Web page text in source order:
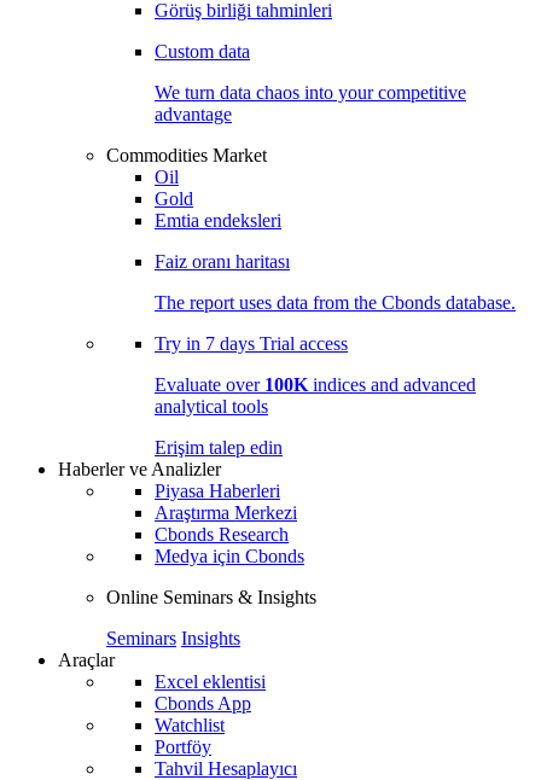
Görüş birliği tahminleri
Custom data
We turn data chaos into your competitive
advantage
Commodities Market
Oil
Gold
Emtia endeksleri
Faiz oranı haritası
The report uses data from the Cbonds database.
Try in 7 days Trial access
Evaluate over 100K indices and advanced
analytical tools
Erişim talep edin
Haberler ve Analizler
Piyasa Haberleri
Araştırma Merkezi
Cbonds Research
Medya için Cbonds
Online Seminars & Insights
Seminars Insights
Araçlar
Excel eklentisi
Cbonds App
Watchlist
Portföy
Tahvil Hesaplayıcı